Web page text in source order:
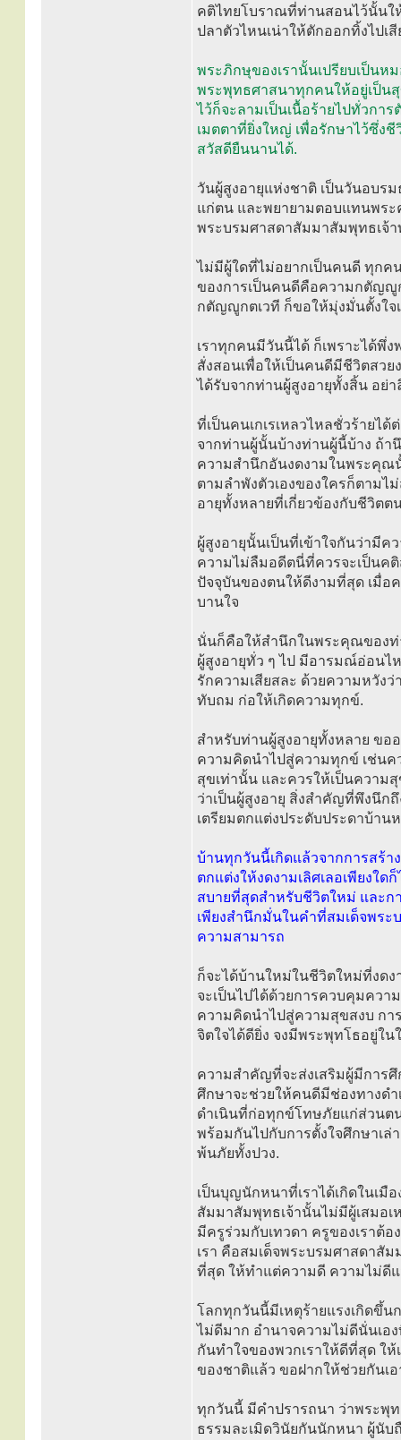
คติไทยโบราณที่ท่านสอนไว้นั้นใ
ปลาตัวไหนเน่าให้ตักออกทิ้งไปเ
พระภิกษุของเรานั้นเปรียบเป็น
พระพุทธศาสนาทุกคนให้อยู่เป็น
ไว้ก็จะลามเป็นเนื้อร้ายไปทั่วกา
เมตตาที่ยิ่งใหญ่ เพื่อรักษาไว้ซึ่ง
สวัสดียืนนานได้.
วันผู้สูงอายุแห่งชาติ เป็นวันอบ
แก่ตน และพยายามตอบแทนพร
พระบรมศาสดาสัมมาสัมพุทธเจ้า
ไม่มีผู้ใดที่ไม่อยากเป็นคนดี ทุกค
ของการเป็นคนดีคือความกตัญญู
กตัญญูกตเวที ก็ขอให้มุ่งมั่นตั้งใจ
เราทุกคนมีวันนี้ได้ ก็เพราะได้พึ่
สั่งสอนเพื่อให้เป็นคนดีมีชีวิตสว
ได้รับจากท่านผู้สูงอายุทั้งสิ้น อ
ที่เป็นคนเกเรเหลวไหลชั่วร้ายไ
จากท่านผู้นั้นบ้างท่านผู้นี้บ้าง ถ้า
ความสำนึกอันงดงามในพระคุณ
ตามลำพังตัวเองของใครก็ตาม
อายุทั้งหลายที่เกี่ยวข้องกับชีวิต
ผู้สูงอายุนั้นเป็นที่เข้าใจกันว่ามี
ความไม่ลืมอดีตนี่ที่ควรจะเป็นค
ปัจจุบันของตนให้ดีงามที่สุด เมื่อ
บานใจ
นั่นก็คือให้สำนึกในพระคุณของท่
ผู้สูงอายุทั่ว ๆ ไป มีอารมณ์อ่อนไ
รักความเสียสละ ด้วยความหวัง
ทับถม ก่อให้เกิดความทุกข์.
สำหรับท่านผู้สูงอายุทั้งหลาย ข
ความคิดนำไปสู่ความทุกข์ เช่น
สุขเท่านั้น และควรให้เป็นความ
ว่าเป็นผู้สูงอายุ สิ่งสำคัญที่พึงนึก
เตรียมตกแต่งประดับประดาบ้าน
บ้านทุกวันนี้เกิดแล้วจากการสร้
ตกแต่งให้งดงามเลิศเลอเพียงใ
สบายที่สุดสำหรับชีวิตใหม่ และก
เพียงสำนึกมั่นในคำที่สมเด็จพร
ความสามารถ
ก็จะได้บ้านใหม่ในชีวิตใหม่ที่งด
จะเป็นไปได้ด้วยการควบคุมคว
ความคิดนำไปสู่ความสุขสงบ กา
จิตใจได้ดียิ่ง จงมีพระพุทโธอยู่ใ
ความสำคัญที่จะส่งเสริมผู้มีการศึ
ศึกษาจะช่วยให้คนดีมีช่องทางด
ดำเนินที่ก่อทุกข์โทษภัยแก่ส่วนต
พร้อมกันไปกับการตั้งใจศึกษาเ
พ้นภัยทั้งปวง.
เป็นบุญนักหนาที่เราได้เกิดในเมื
สัมมาสัมพุทธเจ้านั้นไม่มีผู้เสมอเ
มีครูร่วมกับเทวดา ครูของเราต้
เรา คือสมเด็จพระบรมศาสดาสั
ที่สุด ให้ทำแต่ความดี ความไม่ดีแ
โลกทุกวันนี้มีเหตุร้ายแรงเกิดขึ้
ไม่ดีมาก อำนาจความไม่ดีนั่นเอ
กันทำใจของพวกเราให้ดีที่สุด ใ
ของชาติแล้ว ขอฝากให้ช่วยกันเ
ทุกวันนี้ มีคำปรารถนา ว่าพระพุท
ธรรมละเมิดวินัยกันนักหนา ผู้นั